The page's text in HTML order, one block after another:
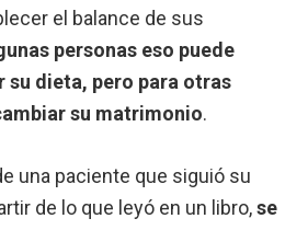
el balance de sus
personas eso puede
su dieta, pero para otras
su matrimonio.
una paciente que siguió su
de lo que leyó en un libro,se